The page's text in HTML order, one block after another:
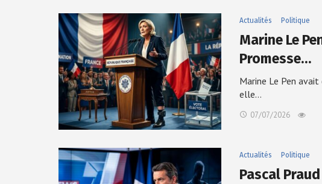
Actualités Politique
Marine Le
Promesse…
Marine Le Pen
elle…
07/07/2026
Actualités Politique
Pascal